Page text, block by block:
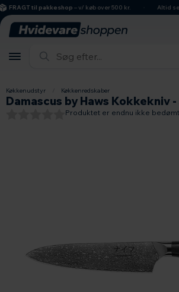
hovedindhold
søgning
navigation
indkøbskurv
FRAGT til pakkeshop– v/ køb over 500 kr. Altid
Køkkenudstyr Køkkenredskaber
Damascus by Haws Kokkekniv
Produktet er endnu ikke bedømt